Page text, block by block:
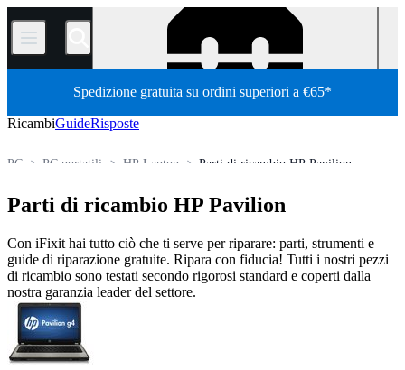
/
Spedizione gratuita su ordini superiori a €65*
RicambiGuideRisposte
Parti di ricambio HP Pavilion
HP Laptop
PC portatili
PC
Parti di ricambio HP Pavilion
Con iFixit hai tutto ciò che ti serve per riparare: parti, strumenti e
guide di riparazione gratuite. Ripara con fiducia! Tutti i nostri pezzi
di ricambio sono testati secondo rigorosi standard e coperti dalla
nostra garanzia leader del settore.